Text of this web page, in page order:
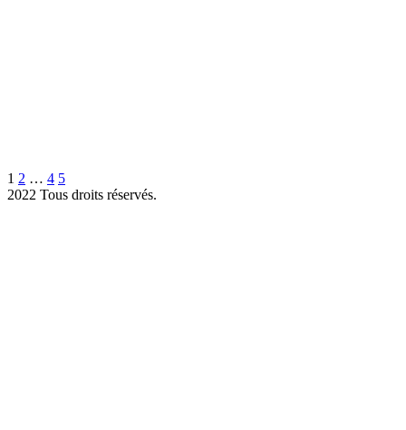
1 2 … 4 5
2022 Tous droits réservés.